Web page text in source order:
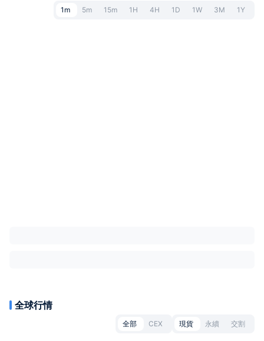
1m 5m 15m 1H 4H 1D 1W 3M 1Y
全球行情
全部 CEX 現貨 永續 交割